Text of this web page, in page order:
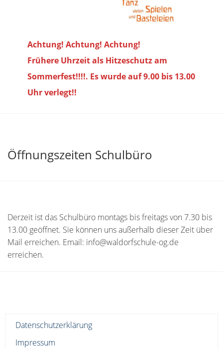
Achtung! Achtung! Achtung!
Frühere Uhrzeit als Hitzeschutz am
Sommerfest!!!!. Es wurde auf 9.00 bis 13.00
Uhr verlegt!!
Öffnungszeiten Schulbüro
Derzeit ist das Schulbüro montags bis freitags von 7.30 bis
13.00 geöffnet. Sie können uns außerhalb dieser Zeit über
Mail erreichen. Email: info@waldorfschule-og.de
erreichen.
Datenschutzerklärung
Impressum